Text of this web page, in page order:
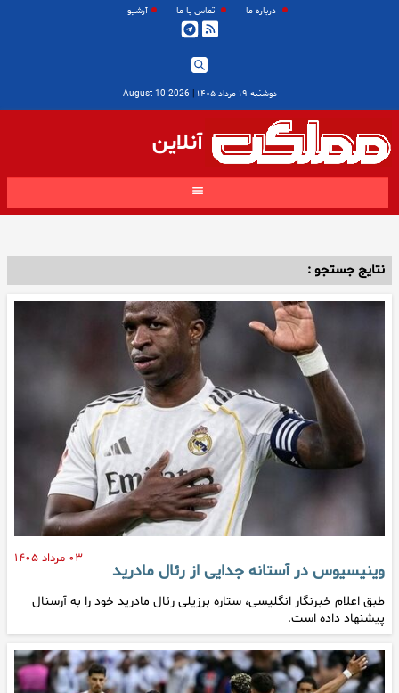
درباره ما تماس با ما آرشیو
دوشنبه ۱۹ مرداد ۱۴۰۵ |
2026 August 10
آنلاین
نتایج جستجو :
۰۳ مرداد ۱۴۰۵
وینیسیوس در آستانه جدایی از رئال مادرید
طبق اعلام خبرنگار انگلیسی، ستاره برزیلی رئال مادرید خود را به آرسنال
پیشنهاد داده است.